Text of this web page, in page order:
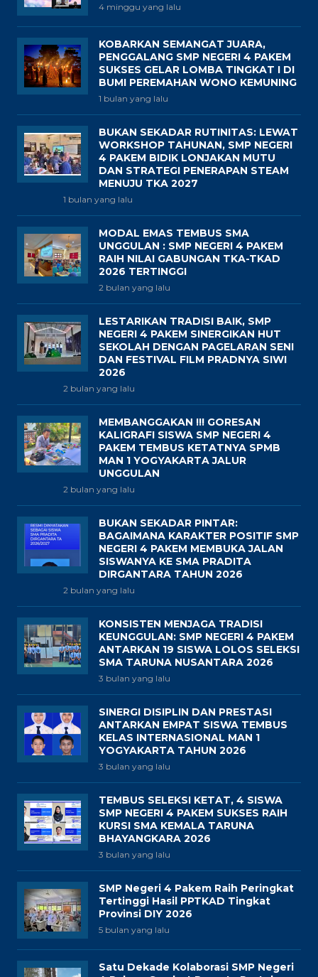
4 minggu yang lalu
KOBARKAN SEMANGAT JUARA,
PENGGALANG SMP NEGERI 4 PAKEM
SUKSES GELAR LOMBA TINGKAT I DI
BUMI PEREMAHAN WONO KEMUNING
1 bulan yang lalu
BUKAN SEKADAR RUTINITAS: LEWAT
WORKSHOP TAHUNAN, SMP NEGERI
4 PAKEM BIDIK LONJAKAN MUTU
DAN STRATEGI PENERAPAN STEAM
MENUJU TKA 2027
1 bulan yang lalu
MODAL EMAS TEMBUS SMA
UNGGULAN : SMP NEGERI 4 PAKEM
RAIH NILAI GABUNGAN TKA-TKAD
2026 TERTINGGI
2 bulan yang lalu
LESTARIKAN TRADISI BAIK, SMP
NEGERI 4 PAKEM SINERGIKAN HUT
SEKOLAH DENGAN PAGELARAN SENI
DAN FESTIVAL FILM PRADNYA SIWI
2026
2 bulan yang lalu
MEMBANGGAKAN !!! GORESAN
KALIGRAFI SISWA SMP NEGERI 4
PAKEM TEMBUS KETATNYA SPMB
MAN 1 YOGYAKARTA JALUR
UNGGULAN
2 bulan yang lalu
BUKAN SEKADAR PINTAR:
BAGAIMANA KARAKTER POSITIF SMP
NEGERI 4 PAKEM MEMBUKA JALAN
SISWANYA KE SMA PRADITA
DIRGANTARA TAHUN 2026
2 bulan yang lalu
KONSISTEN MENJAGA TRADISI
KEUNGGULAN: SMP NEGERI 4 PAKEM
ANTARKAN 19 SISWA LOLOS SELEKSI
SMA TARUNA NUSANTARA 2026
3 bulan yang lalu
SINERGI DISIPLIN DAN PRESTASI
ANTARKAN EMPAT SISWA TEMBUS
KELAS INTERNASIONAL MAN 1
YOGYAKARTA TAHUN 2026
3 bulan yang lalu
TEMBUS SELEKSI KETAT, 4 SISWA
SMP NEGERI 4 PAKEM SUKSES RAIH
KURSI SMA KEMALA TARUNA
BHAYANGKARA 2026
3 bulan yang lalu
SMP Negeri 4 Pakem Raih Peringkat
Tertinggi Hasil PPTKAD Tingkat
Provinsi DIY 2026
5 bulan yang lalu
Satu Dekade Kolaborasi SMP Negeri